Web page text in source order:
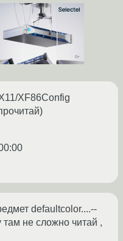
XF86Config
defaultcolor....--
там не сложно читай ,